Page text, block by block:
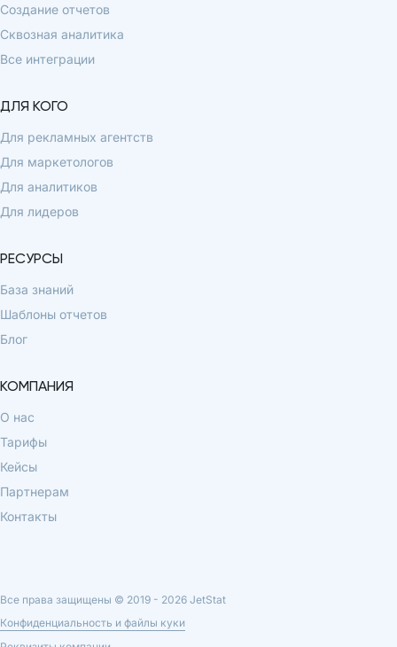
Создание отчетов
Сквозная аналитика
Все интеграции
ДЛЯ КОГО
Для рекламных агентств
Для маркетологов
Для аналитиков
Для лидеров
РЕСУРСЫ
База знаний
Шаблоны отчетов
Блог
КОМПАНИЯ
О нас
Тарифы
Кейсы
Партнерам
Контакты
Все права защищены © 2019 - 2026 JetStat
Конфиденциальность и файлы куки